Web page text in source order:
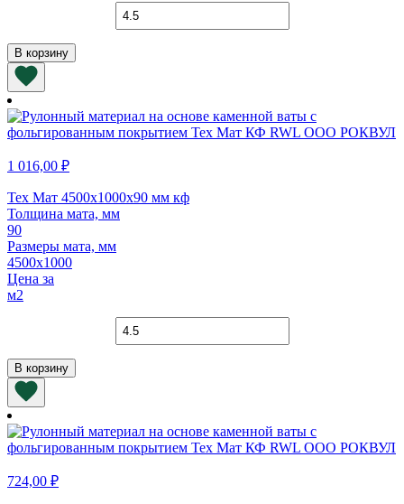
Количество
товара
В корзину
1 016,00 ₽
Тех Мат 4500х1000х90 мм кф
Толщина мата, мм
90
Размеры мата, мм
4500х1000
Цена за
м2
Количество
товара
В корзину
724,00 ₽